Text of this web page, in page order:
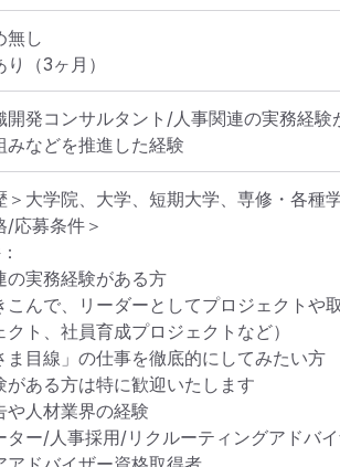
無し
（3ヶ月）
開発コンサルタント/人事関連の実務経
みなどを推進した経験
＞大学院、大学、短期大学、専修・各種
/応募条件＞
の実務経験がある方
こんで、リーダーとしてプロジェクトや
クト、社員育成プロジェクトなど）
ま目線」の仕事を徹底的にしてみたい方
ある方は特に歓迎いたします
や人材業界の経験
ター/人事採用/リクルーティングアドバ